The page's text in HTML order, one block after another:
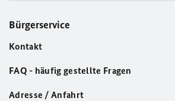
Bürgerservice
Kontakt
FAQ - häufig gestellte Fragen
Adresse / Anfahrt